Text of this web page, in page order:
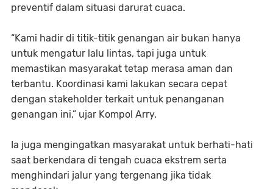
preventif dalam situasi darurat cuaca.
“Kami hadir di titik-titik genangan air bukan hanya
untuk mengatur lalu lintas, tapi juga untuk
memastikan masyarakat tetap merasa aman dan
terbantu. Koordinasi kami lakukan secara cepat
dengan stakeholder terkait untuk penanganan
genangan ini,” ujar Kompol Arry.
Ia juga mengingatkan masyarakat untuk berhati-hati
saat berkendara di tengah cuaca ekstrem serta
menghindari jalur yang tergenang jika tidak